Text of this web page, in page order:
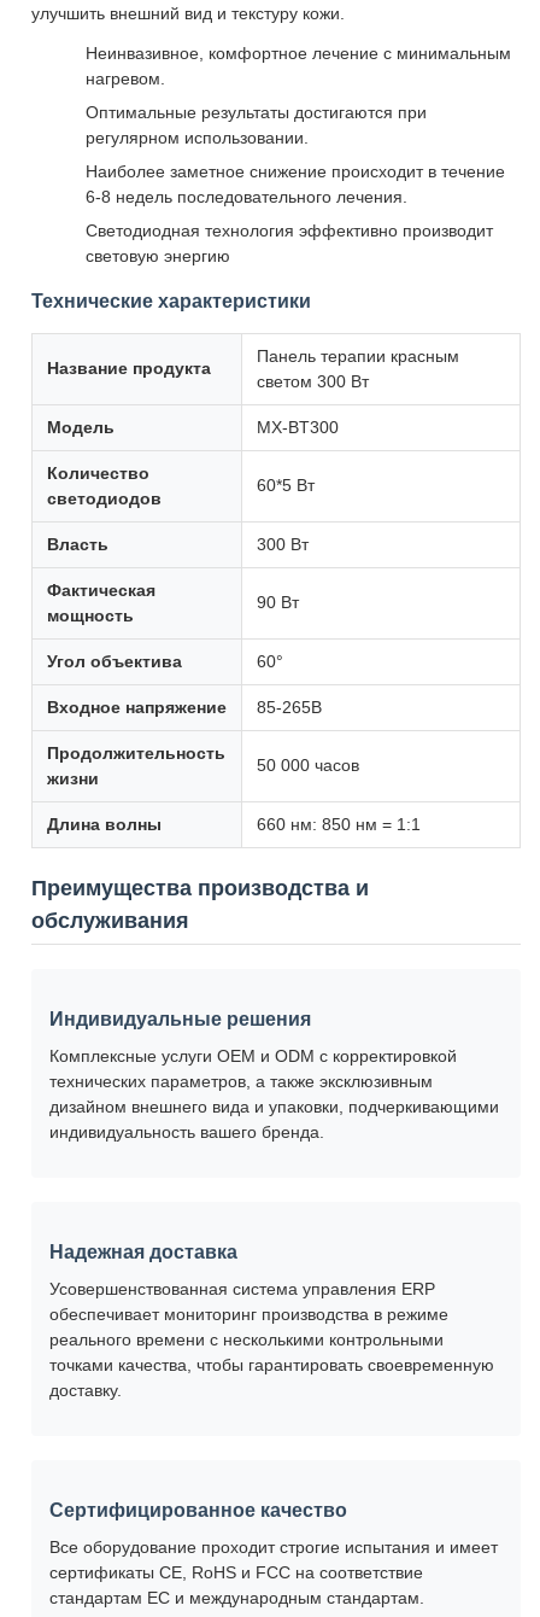
улучшить внешний вид и текстуру кожи.
Неинвазивное, комфортное лечение с минимальным
нагревом.
Оптимальные результаты достигаются при
регулярном использовании.
Наиболее заметное снижение происходит в течение
6-8 недель последовательного лечения.
Светодиодная технология эффективно производит
световую энергию
Технические характеристики
Название продукта
Панель терапии красным
светом 300 Вт
Модель МХ-BT300
Количество
светодиодов
60*5 Вт
Власть 300 Вт
Фактическая
мощность
90 Вт
Угол объектива 60°
Входное напряжение 85-265В
Продолжительность
жизни
50 000 часов
Длина волны 660 нм: 850 нм = 1:1
Преимущества производства и
обслуживания
Индивидуальные решения
Комплексные услуги OEM и ODM с корректировкой
технических параметров, а также эксклюзивным
дизайном внешнего вида и упаковки, подчеркивающими
индивидуальность вашего бренда.
Надежная доставка
Усовершенствованная система управления ERP
обеспечивает мониторинг производства в режиме
реального времени с несколькими контрольными
точками качества, чтобы гарантировать своевременную
доставку.
Сертифицированное качество
Все оборудование проходит строгие испытания и имеет
сертификаты CE, RoHS и FCC на соответствие
стандартам ЕС и международным стандартам.